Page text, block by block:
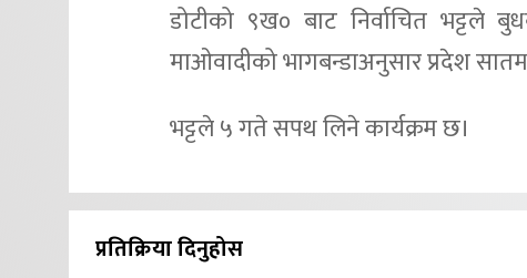
डोटीको ९ख० बाट निर्वाचित भट्टले
माओवादीको भागबन्डाअनुसार प्रदेश
भट्टले ५ गते सपथ लिने कार्यक्रम छ।
प्रतिक्रिया दिनुहोस